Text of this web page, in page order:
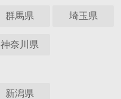
群馬県 埼玉県
神奈川県
新潟県